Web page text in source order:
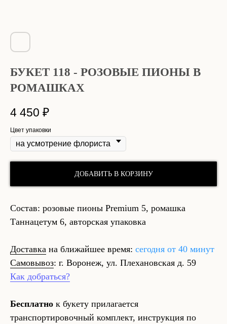
БУКЕТ 118 - РОЗОВЫЕ ПИОНЫ В
РОМАШКАХ
4 450 ₽
Цвет упаковки
ДОБАВИТЬ В КОРЗИНУ
Состав: розовые пионы Premium 5, ромашка
Таннацетум 6, авторская упаковка
Доставка на ближайшее время: сегодня от 40 минут
Самовывоз: г. Воронеж, ул. Плехановская д. 59
Как добраться?
Бесплатно к букету прилагается
транспортировочный комплект, инструкция по